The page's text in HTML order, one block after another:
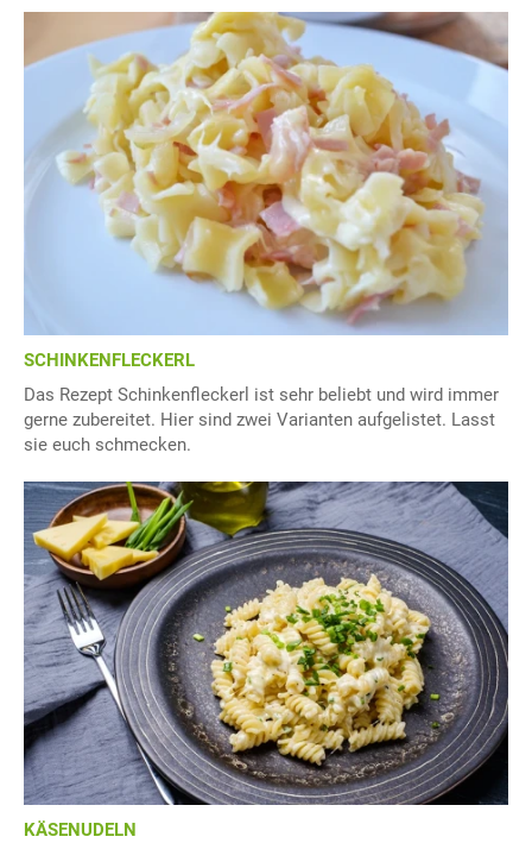
SCHINKENFLECKERL
Das Rezept Schinkenfleckerl ist sehr beliebt und wird immer
gerne zubereitet. Hier sind zwei Varianten aufgelistet. Lasst
sie euch schmecken.
KÄSENUDELN